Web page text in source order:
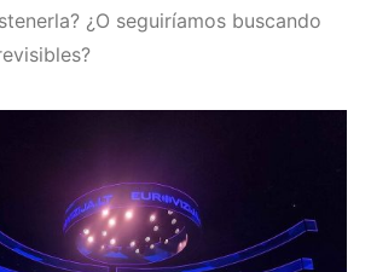
¿O seguiríamos buscando